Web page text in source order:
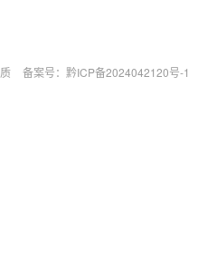
备案号：黔ICP备2024042120号-1